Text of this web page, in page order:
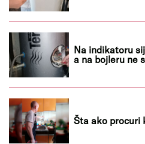
Na indikatoru
a na bojleru ne
Šta ako procuri